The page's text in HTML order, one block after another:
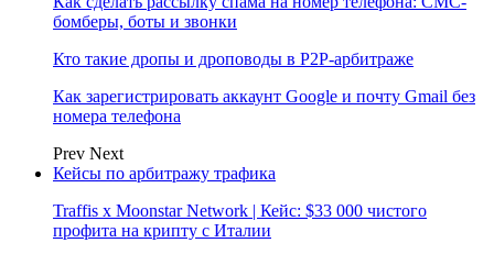
бомберы, боты и звонки
Кто такие дропы и дроповоды в P2P-арбитраже
Как зарегистрировать аккаунт Google и почту Gmail без
номера телефона
Prev Next
Кейсы по арбитражу трафика
Traffis x Moonstar Network | Кейс: $33 000 чистого
профита на крипту с Италии